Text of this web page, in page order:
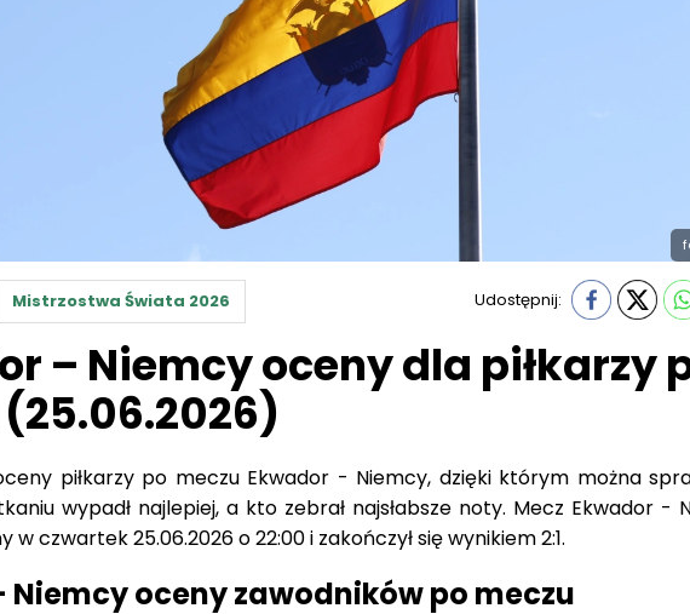
Mistrzostwa Świata 2026 Udostępnij:
– Niemcy oceny dla piłkarzy
piłkarzy po meczu Ekwador - Niemcy, dzięki którym można
wypadł najlepiej, a kto zebrał najsłabsze noty. Mecz Ekwador -
w czwartek 25.06.2026 o 22:00 i zakończył się wynikiem 2:1.
Niemcy oceny zawodników po meczu